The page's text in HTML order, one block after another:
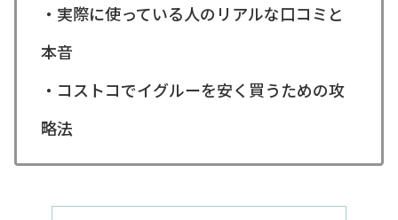
・実際に使っている人のリアルな口コミと
本音
・コストコでイグルーを安く買うための攻
略法